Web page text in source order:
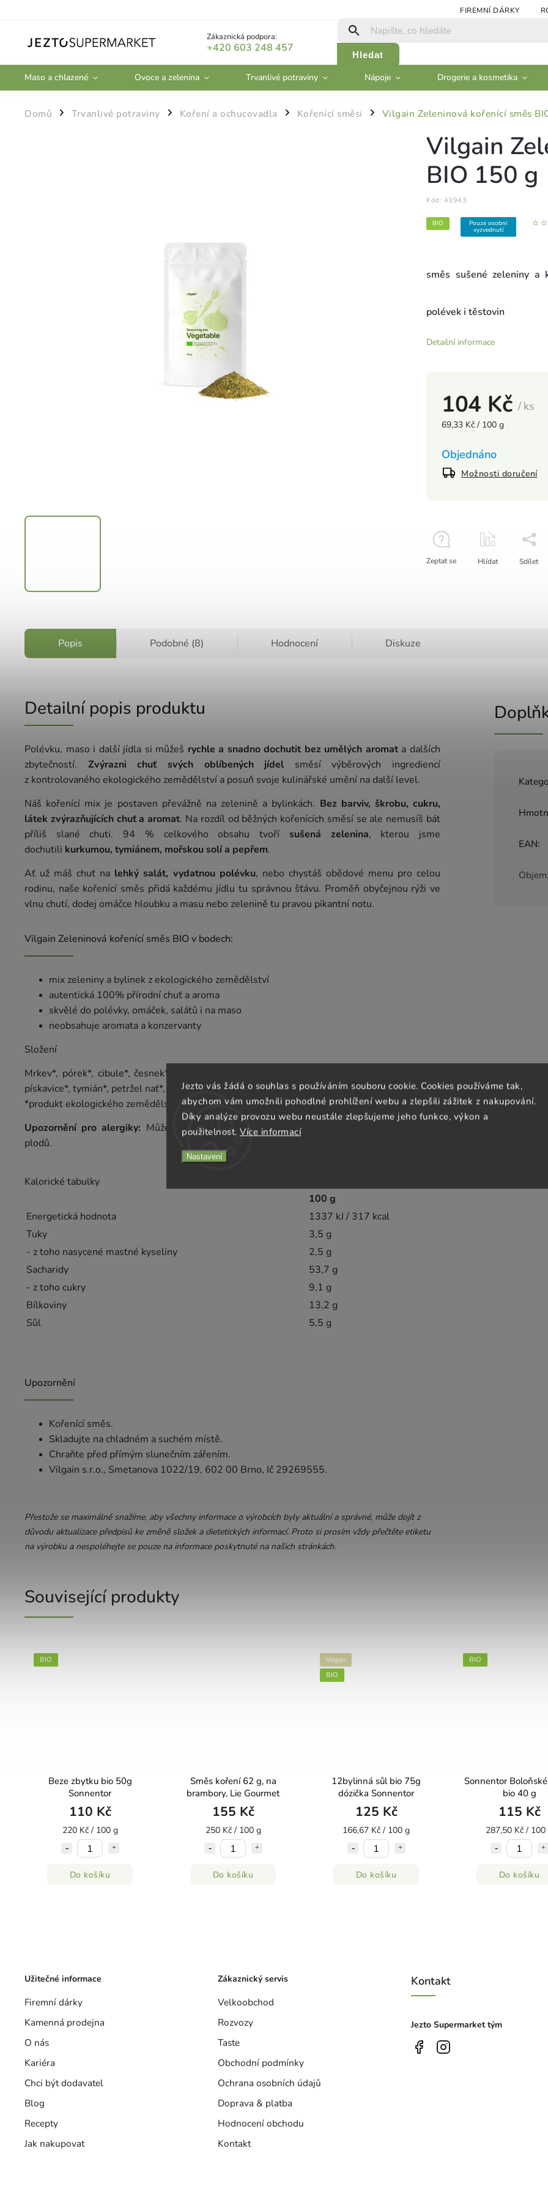
Jezto vás žádá o souhlas s používáním souboru cookie. Cookies používáme tak,
abychom vám umožnili pohodlné prohlížení webu a zlepšili zážitek z nakupování.
Díky analýze provozu webu neustále zlepšujeme jeho funkce, výkon a
použitelnost. Více informací
Nastavení
FIREMNÍ DÁRKY
Zákaznická podpora:
+420 603 248 457
Hledat
Maso a chlazené Ovoce a zelenina Trvanlivé potraviny Nápoje Drogerie a kosmetika
Domů / Trvanlivé potraviny / Koření a ochucovadla / Kořenící směsi / Vilgain Zeleninová kořenící směs
104 Kč / ks
69,33 Kč / 100 g
Objednáno
Možnosti doručení
Vilgain
BIO 150 g
Kód: 43943
BIO Pouze osobní
vyzvednutí
směs sušené zeleniny a
polévek i těstovin
Detailní informace
Zeptat se Hlídat Sdílet
Popis Podobné (8) Hodnocení Diskuze
Detailní popis produktu
Polévku, maso i další jídla si můžeš rychle a snadno dochutit bez umělých aromata dalších
zbytečností. Zvýrazni chuť svých oblíbených jídel směsí výběrových ingrediencí
z kontrolovaného ekologického zemědělství a posuň svoje kulinářské umění na další level.
Náš kořenící mix je postaven převážně na zelenině a bylinkách. Bez barviv, škrobu, cukru,
látek zvýrazňujících chuť a aromat. Na rozdíl od běžných kořenících směsí se ale nemusíš bát
příliš slané chuti. 94 % celkového obsahu tvoří sušená zelenina, kterou jsme
dochutili kurkumou, tymiánem, mořskou solí a pepřem.
Ať už máš chuť na lehký salát, vydatnou polévku, nebo chystáš obědové menu pro celou
rodinu, naše kořenící směs přidá každému jídlu tu správnou šťávu. Proměň obyčejnou rýži ve
vlnu chutí, dodej omáčce hloubku a masu nebo zelenině tu pravou pikantní notu.
Vilgain Zeleninová kořenící směs BIO v bodech:
mix zeleniny a bylinek z ekologického zemědělství
autentická 100% přírodní chuť a aroma
skvělé do polévky, omáček, salátů i na maso
neobsahuje aromata a konzervanty
Složení
Mrkev*, pórek*, cibule*, česnek*, libeček*, pastinák*, kořen petržele*, kurkuma*, mořská sůl,
pískavice*, tymián*, petržel nať*, černý pepř*.
*produkt ekologického zemědělství.
Upozornění pro alergiky: Může obsahovat stopy mléka, arašídů a ostatních skořápkových
plodů.
Kalorické tabulky
100 g
Energetická hodnota
1337 kJ / 317 kcal
Tuky
3,5 g
- z toho nasycené mastné kyseliny
2,5 g
Sacharidy
53,7 g
- z toho cukry
9,1 g
Bílkoviny
13,2 g
Sůl
5,5 g
Upozornění
Kořenící směs.
Skladujte na chladném a suchém místě.
Chraňte před přímým slunečním zářením.
Vilgain s.r.o., Smetanova 1022/19, 602 00 Brno, Ič 29269555.
Přestože se maximálně snažíme, aby všechny informace o výrobcích byly aktuální a správné, může dojít z
důvodu aktualizace předpisů ke změně složek a dietetických informací. Proto si prosím vždy přečtěte etiketu
na výrobku a nespoléhejte se pouze na informace poskytnuté na našich stránkách.
EAN:
Objem:
Související produkty
BIO
Beze zbytku bio 50g
Sonnentor
110 Kč
220 Kč / 100 g
Do košíku
Směs koření 62 g, na
brambory, Lie Gourmet
155 Kč
250 Kč / 100 g
Do košíku
Vegan
BIO
12bylinná sůl bio 75g
dózička Sonnentor
125 Kč
166,67 Kč / 100 g
Do košíku
BIO
Sonnentor
bio 40 g
115 Kč
287,50 Kč / 100
Do košíku
Užitečné informace
Firemní dárky
Kamenná prodejna
O nás
Kariéra
Chci být dodavatel
Blog
Recepty
Jak nakupovat
Zákaznický servis
Velkoobchod
Rozvozy
Taste
Obchodní podmínky
Ochrana osobních údajů
Doprava & platba
Hodnocení obchodu
Kontakt
Kontakt
Jezto Supermarket tým